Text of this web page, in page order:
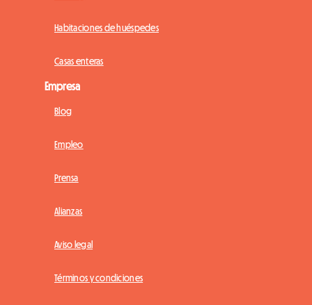
Habitaciones de huéspedes
Casas enteras
Empresa
Blog
Empleo
Prensa
Alianzas
Aviso legal
Términos y condiciones